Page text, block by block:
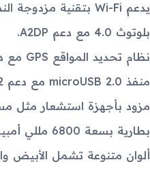
يدعم Wi-Fi بتقنية مزدوجة النطاق وWi-Fi Direct وميزة الهوت سبوت.
بلوتوث 4.0 مع دعم A2DP.
نظام تحديد المواقع GPS مع دعم GLONASS.
منفذ microUSB 2.0 مع دعم MHL 1.2 وOTG.
مزود بأجهزة استشعار مثل
بطارية بسعة 6800 مللي أمبير توفر ما يصل إلى 9 ساعات من تشغيل الوسائط المتعددة.
ألوان متنوعة تشمل الأبيض